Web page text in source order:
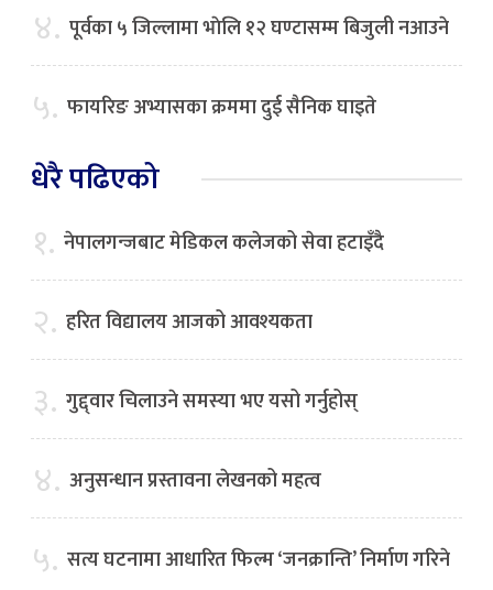
४. पूर्वका ५ जिल्लामा भाेलि १२ घण्टासम्म बिजुली नआउने
५. फायरिङ अभ्यासका क्रममा दुई सैनिक घाइते
धेरै पढिएको
१. नेपालगन्जबाट मेडिकल कलेजको सेवा हटाइँदै
२. हरित विद्यालय आजको आवश्यकता
३. गुद्द्वार चिलाउने समस्या भए यसो गर्नुहोस्
४. अनुसन्धान प्रस्तावना लेखनको महत्व
५. सत्य घटनामा आधारित फिल्म ‘जनक्रान्ति’ निर्माण गरिने